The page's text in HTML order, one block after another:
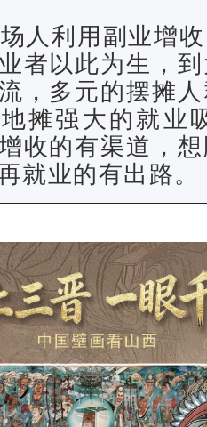
人利用副业增
者以此为生，
，多元的摆摊
摊强大的就
收的有渠道，
就业的有出路。